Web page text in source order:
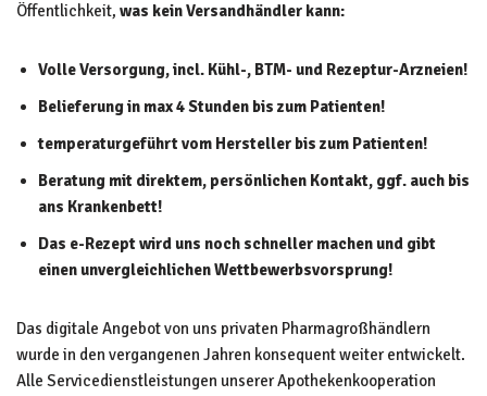
Öffentlichkeit, was kein Versandhändler kann:
Volle Versorgung, incl. Kühl-, BTM- und Rezeptur-Arzneien!
Belieferung in max 4 Stunden bis zum Patienten!
temperaturgeführt vom Hersteller bis zum Patienten!
Beratung mit direktem, persönlichen Kontakt, ggf. auch bis
ans Krankenbett!
Das e-Rezept wird uns noch schneller machen und gibt
einen unvergleichlichen Wettbewerbsvorsprung!
Das digitale Angebot von uns privaten Pharmagroßhändlern
wurde in den vergangenen Jahren konsequent weiter entwickelt.
Alle Servicedienstleistungen unserer Apothekenkooperation